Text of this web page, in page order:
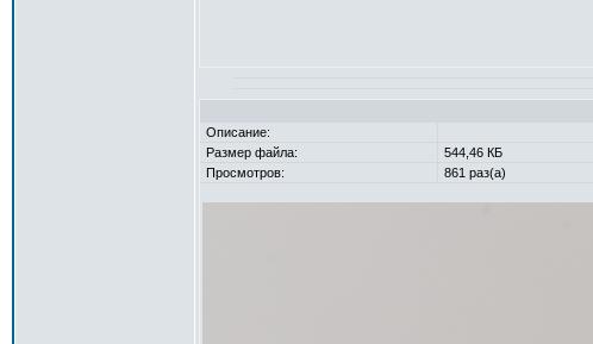
Описание:
Размер файла:
544,46 КБ
Просмотров:
861 раз(а)